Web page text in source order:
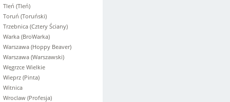
Tleń (Tleń)
Toruń (Toruński)
Trzebnica (Cztery Ściany)
Warka (BroWarka)
Warszawa (Hoppy Beaver)
Warszawa (Warszawski)
Węgrzce Wielkie
Wieprz (Pinta)
Witnica
Wroclaw (Profesja)